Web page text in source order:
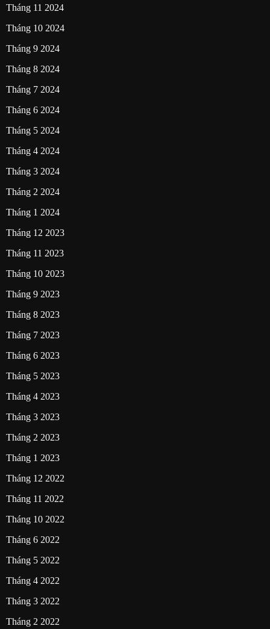
Tháng 11 2024
Tháng 10 2024
Tháng 9 2024
Tháng 8 2024
Tháng 7 2024
Tháng 6 2024
Tháng 5 2024
Tháng 4 2024
Tháng 3 2024
Tháng 2 2024
Tháng 1 2024
Tháng 12 2023
Tháng 11 2023
Tháng 10 2023
Tháng 9 2023
Tháng 8 2023
Tháng 7 2023
Tháng 6 2023
Tháng 5 2023
Tháng 4 2023
Tháng 3 2023
Tháng 2 2023
Tháng 1 2023
Tháng 12 2022
Tháng 11 2022
Tháng 10 2022
Tháng 6 2022
Tháng 5 2022
Tháng 4 2022
Tháng 3 2022
Tháng 2 2022